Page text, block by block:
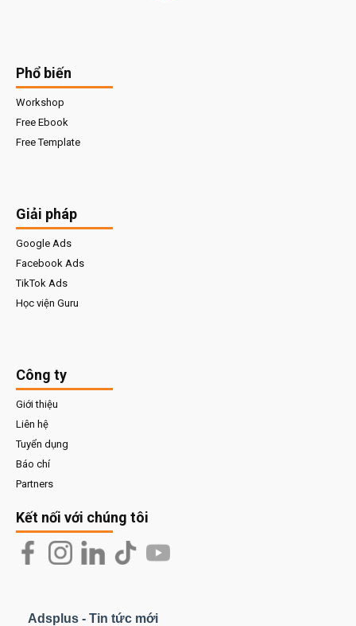
Phổ biến
Workshop
Free Ebook
Free Template
Giải pháp
Google Ads
Facebook Ads
TikTok Ads
Học viện Guru
Công ty
Giới thiệu
Liên hệ
Tuyển dụng
Báo chí
Partners
Kết nối với chúng tôi